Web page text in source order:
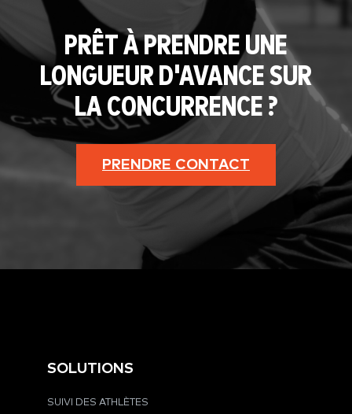
PRÊT À PRENDRE UNE
LONGUEUR D'AVANCE SUR
LA CONCURRENCE ?
PRENDRE CONTACT
SOLUTIONS
SUIVI DES ATHLÈTES